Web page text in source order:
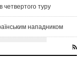
четвертого туру
нападником